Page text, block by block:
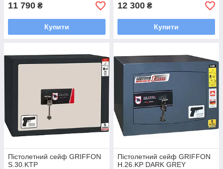
11 790 ₴
Купити
12 300 ₴
Купити
Пістолетний сейф GRIFFON
S.30.KTP
Пістолетний сейф GRIFFON
H.26.KP DARK GREY